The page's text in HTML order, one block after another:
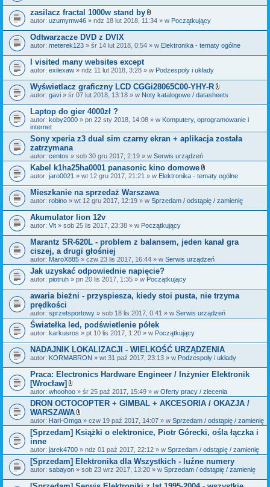
zasilacz fractal 1000w stand by
Z
ł
c
z
i
i
autor: uzumymw46 » ndz 18 lut 2018, 11:34 » w Początkujący
Odtwarzacze DVD z DVIX
autor: meterek123 » śr 14 lut 2018, 0:54 » w Elektronika - tematy ogólne
I visited many websites except
autor: exilexaw » ndz 11 lut 2018, 3:28 » w Podzespoły i układy
Wyświetlacz graficzny LCD CGGi28065C00-YHY-R
Z
ł
c
n
i
autor: gavi » śr 07 lut 2018, 13:18 » w Noty katalogowe / datasheets
Laptop do gier 4000zł ?
autor: koby2000 » pn 22 sty 2018, 14:08 » w Komputery, oprogramowanie i
internet
Sony xperia z3 dual sim czarny ekran + aplikacja została
zatrzymana
autor: centos » sob 30 gru 2017, 2:19 » w Serwis urządzeń
Kabel k1ha25ha0001 panasonic kino domowe
Z
ł
c
z
i
autor: jaro0021 » wt 12 gru 2017, 21:21 » w Elektronika - tematy ogólne
Mieszkanie na sprzedaż Warszawa
autor: robino » wt 12 gru 2017, 12:19 » w Sprzedam / odstąpię / zamienię
Akumulator lion 12v
autor: Vlt » sob 25 lis 2017, 23:38 » w Początkujący
Marantz SR-620L - problem z balansem, jeden kanał gra
ciszej, a drugi głośniej
autor: MaroX885 » czw 23 lis 2017, 16:44 » w Serwis urządzeń
Jak uzyskać odpowiednie napięcie?
autor: piotruh » pn 20 lis 2017, 1:35 » w Początkujący
awaria bieżni - przyspiesza, kiedy stoi pusta, nie trzyma
prędkości
autor: sprzetsportowy » sob 18 lis 2017, 0:41 » w Serwis urządzeń
Światełka led, podświetlenie półek
autor: karkusros » pt 10 lis 2017, 1:20 » w Początkujący
NADAJNIK LOKALIZACJI - WIELKOŚĆ URZĄDZENIA
autor: KORMABRON » wt 31 paź 2017, 23:13 » w Podzespoły i układy
Praca: Electronics Hardware Engineer / Inżynier Elektronik
[Wrocław]
Z
a
ł
ą
c
z
k
i
autor: whoohoo » śr 25 paź 2017, 15:49 » w Oferty pracy / zlecenia
DRON OCTOCOPTER + GIMBAL + AKCESORIA / OKAZJA /
WARSZAWA
Z
a
ł
c
z
n
i
i
autor: Hari-Omga » czw 19 paź 2017, 14:07 » w Sprzedam / odstąpię / zamienię
[Sprzedam] Książki o elektronice, Piotr Górecki, ośla łączka i
inne
autor: jarek4700 » ndz 01 paź 2017, 22:12 » w Sprzedam / odstąpię / zamienię
[Sprzedam] Elektronika dla Wszystkich - luźne numery
autor: sabayon » sob 23 wrz 2017, 13:20 » w Sprzedam / odstąpię / zamienię